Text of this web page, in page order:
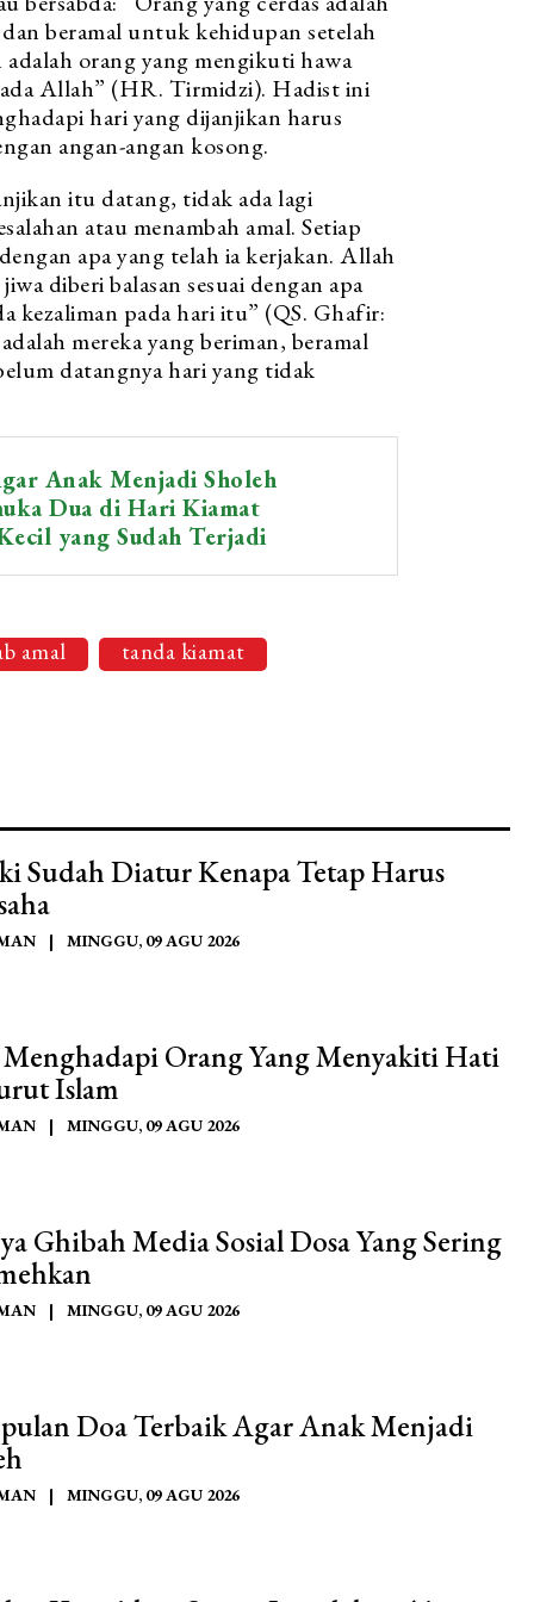
beramal untuk kehidupan setelah
orang yang mengikuti hawa
Allah” (HR. Tirmidzi). Hadist ini
hari yang dijanjikan harus
angan-angan kosong.
itu datang, tidak ada lagi
atau menambah amal. Setiap
apa yang telah ia kerjakan. Allah
kezaliman pada hari itu” (QS. Ghafir:
mereka yang beriman, beramal
datangnya hari yang tidak
Anak Menjadi Sholeh
Dua di Hari Kiamat
yang Sudah Terjadi
amal tanda kiamat
Sudah Diatur Kenapa Tetap Harus
| MINGGU, 09 AGU 2026
Orang Yang Menyakiti Hati
Islam
| MINGGU, 09 AGU 2026
Ghibah Media Sosial Dosa Yang Sering
| MINGGU, 09 AGU 2026
Doa Terbaik Agar Anak Menjadi
| MINGGU, 09 AGU 2026